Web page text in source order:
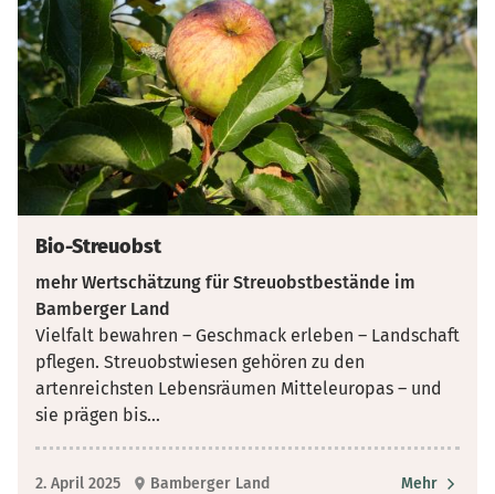
Bio-Streuobst
mehr Wertschätzung für Streuobstbestände im
Bamberger Land
Vielfalt bewahren – Geschmack erleben – Landschaft
pflegen. Streuobstwiesen gehören zu den
artenreichsten Lebensräumen Mitteleuropas – und
sie prägen bis...
2. April 2025 Bamberger Land Mehr